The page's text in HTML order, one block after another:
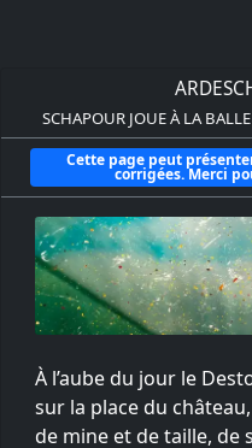
SCHAPOUR JOUE À LA
Cette page peut
corrigées. Merci
À l’aube du jour le
sur la place du
de mine et de taille, de